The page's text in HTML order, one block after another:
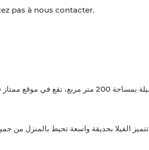
pas à nous contacter.
فيلا جميلة بمساحة 200 متر مربع،
تتميز الفيلا بحديقة واسعة تحيط بالمنزل من